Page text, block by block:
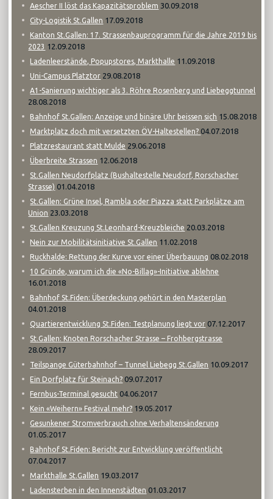
Aescher II löst das Kapazitätsproblem 30.09.2018
City-Logistik St.Gallen 17.09.2018
Kanton St.Gallen: 17. Strassenbauprogramm für die Jahre 2019 bis
2023 12.09.2018
Ladenleerstände, Popupstores, Markthalle 11.09.2018
Uni-Campus Platztor 29.08.2018
A1-Sanierung wichtiger als 3. Röhre Rosenberg und Liebeggtunnel
28.08.2018
Bahnhof St.Gallen: Anzeige und binäre Uhr beissen sich 15.08.2018
Marktplatz doch mit versetzten ÖV-Haltestellen?04.07.2018
Platzrestaurant statt Mulde 29.06.2018
Überbreite Strassen 12.06.2018
St.Gallen Neudorfplatz (Bushaltestelle Neudorf, Rorschacher
Strasse) 01.04.2018
St.Gallen: Grüne Insel, Rambla oder Piazza statt Parkplätze am
Union 23.03.2018
St.Gallen Kreuzung St.Leonhard-Kreuzbleiche 20.03.2018
Nein zur Mobilitätsinitiative St.Gallen 11.02.2018
Ruckhalde: Rettung der Kurve vor einer Überbauung 08.02.2018
10 Gründe, warum ich die «No-Billag»-Initiative ablehne
16.01.2018
Bahnhof St.Fiden: Überdeckung gehört in den Masterplan
04.01.2018
Quartierentwicklung St.Fiden: Testplanung liegt vor 07.12.2017
St.Gallen: Knoten Rorschacher Strasse – Frohbergstrasse
28.09.2017
Teilspange Güterbahnhof – Tunnel Liebegg St.Gallen 10.09.2017
Ein Dorfplatz für Steinach? 09.07.2017
Fernbus-Terminal gesucht 04.06.2017
Kein «Weihern» Festival mehr? 19.05.2017
Gesunkener Stromverbrauch ohne Verhaltensänderung
01.05.2017
Bahnhof St.Fiden: Bericht zur Entwicklung veröffentlicht
07.04.2017
Markthalle St.Gallen 19.03.2017
Ladensterben in den Innenstädten 01.03.2017